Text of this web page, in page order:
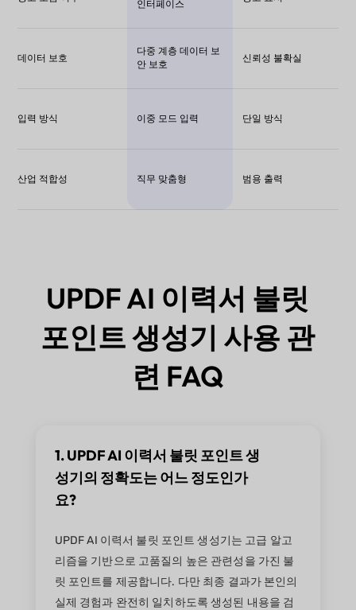
인터페이스
데이터 보호
다중 계층 데이터 보
안 보호
신뢰성 불확실
입력 방식 이중 모드 입력 단일 방식
산업 적합성 직무 맞춤형 범용 출력
UPDF AI 이력서 불릿
포인트 생성기 사용 관
련 FAQ
1. UPDF AI 이력서 불릿 포인트 생
성기의 정확도는 어느 정도인가
요?
UPDF AI 이력서 불릿 포인트 생성기는 고급 알고
리즘을 기반으로 고품질의 높은 관련성을 가진 불
릿 포인트를 제공합니다. 다만 최종 결과가 본인의
실제 경험과 완전히 일치하도록 생성된 내용을 검